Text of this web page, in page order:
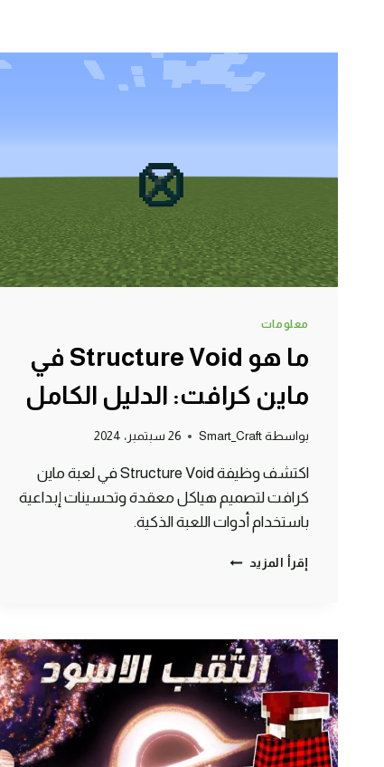
معلومات
ما هو Structure Void في
ماين كرافت: الدليل الكامل
بواسطة Smart_Craft 26 سبتمبر، 2024
اكتشف وظيفة Structure Void في لعبة ماين
كرافت لتصميم هياكل معقدة وتحسينات إبداعية
باستخدام أدوات اللعبة الذكية.
إقرأ المزيد ما
ماين
كرافت:
الدليل
الكامل